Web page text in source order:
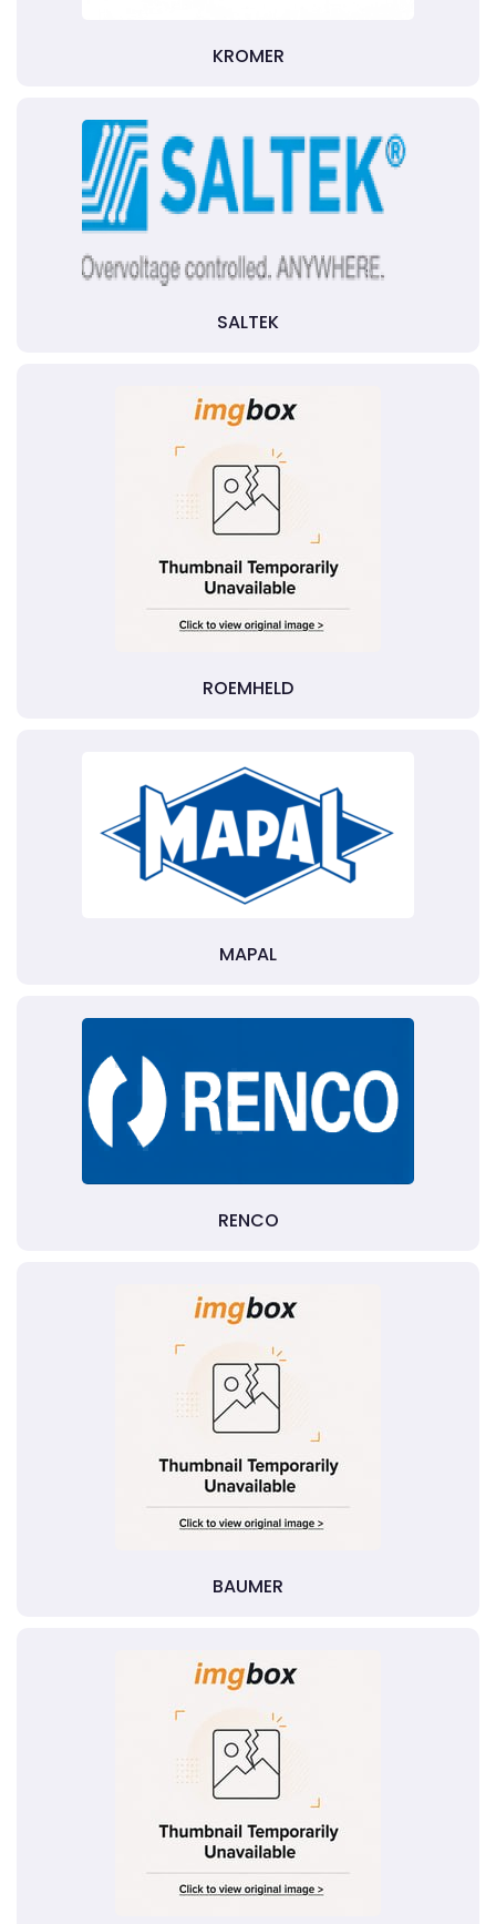
KROMER
SALTEK
ROEMHELD
MAPAL
RENCO
BAUMER